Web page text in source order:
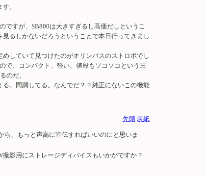
。
すが、SB800は大きすぎるし高価だしというこ
るしかないだろうということで本日行ってきまし
していて見つけたのがオリンパスのストロボでし
で、コンパクト、軽い、値段もソコソコという三
のだ。
。同調してる。なんでだ？？純正にないこの機能
先頭 表紙
、もっと声高に宣伝すればいいのにと思いま
影用にストレージディバイスもいかがですか？